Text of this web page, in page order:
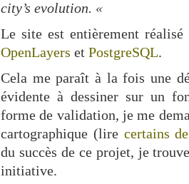
city’s evolution. «
Le site est entièrement
OpenLayers etPostgreSQL.
Cela me paraît à la fois une
évidente à dessiner sur un
forme de validation, je me
cartographique (lire certains
du succès de ce projet, je
initiative.